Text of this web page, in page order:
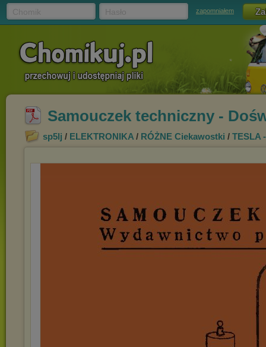
zapomniałem
Samouczek techniczny -
sp5lj / ELEKTRONIKA / RÓŻNE Ciekawostki / TESLA